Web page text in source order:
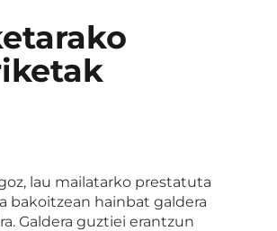
lau mailatarko prestatuta
bakoitzean hainbat galdera
Galdera guztiei erantzun